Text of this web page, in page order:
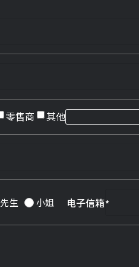
零售商 其他
先生 小姐 电子信箱